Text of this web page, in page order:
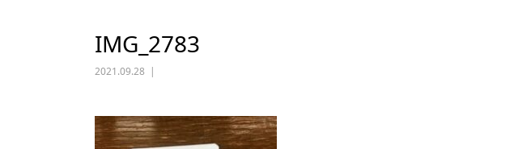
IMG_2783
2021.09.28